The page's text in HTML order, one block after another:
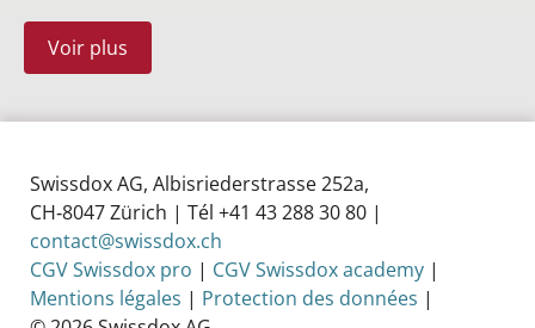
Voir plus
Swissdox AG, Albisriederstrasse 252a,
CH‑8047 Zürich | Tél +41 43 288 30 80 |
contact@swissdox.ch
CGV Swissdox pro | CGV Swissdox academy |
Mentions légales | Protection des données |